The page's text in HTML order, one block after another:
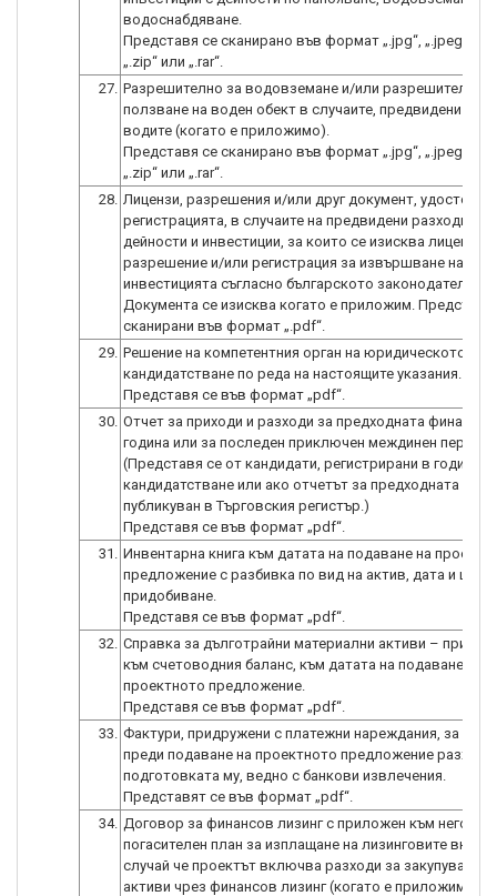
водоснабдяване.
Представя се сканирано във формат „.jpg“, „.jpeg“,
27. Разрешително за водовземане и/или разрешително
ползване на воден обект в случаите, предвидени в
водите (когато е приложимо).
Представя се сканирано във формат „.jpg“, „.jpeg“,
28. Лицензи, разрешения и/или друг документ,
регистрацията, в случаите на предвидени разходи за
дейности и инвестиции, за които се изисква
разрешение и/или регистрация за извършване на
инвестицията съгласно българското
Документа се изисква когато е приложим.
29. Решение на компетентния орган на юридическото
кандидатстване по реда на настоящите указания.
30. Отчет за приходи и разходи за предходната
година или за последен приключен междинен период.
(Представя се от кандидати, регистрирани в
кандидатстване или ако отчетът за предходната
публикуван в Търговския регистър.)
31. Инвентарна книга към датата на подаване на
предложение с разбивка по вид на актив, дата и цена
придобиване.
32. Справка за дълготрайни материални активи –
към счетоводния баланс, към датата на подаване на
проектното предложение.
33. Фактури, придружени с платежни нареждания, за
преди подаване на проектното предложение разходи
подготовката му, ведно с банкови извлечения.
34. Договор за финансов лизинг с приложен към него
погасителен план за изплащане на лизинговите
случай че проектът включва разходи за закупуване
активи чрез финансов лизинг (когато е приложимо).